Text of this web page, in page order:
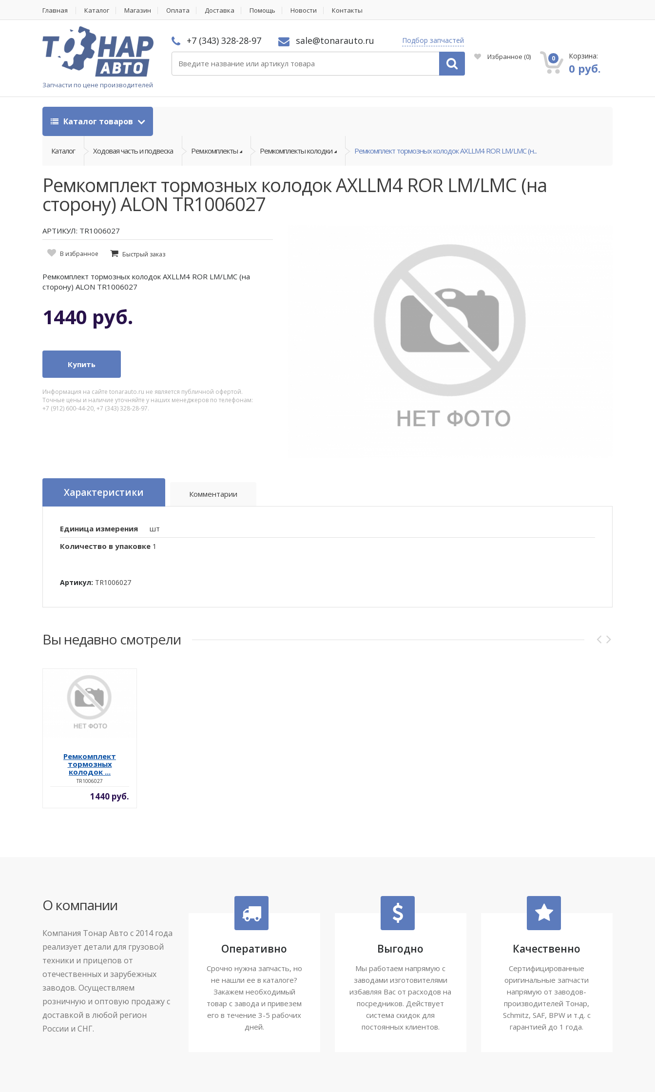
Главная Каталог Магазин Оплата Доставка Помощь Новости Контакты
Запчасти по цене производителей
+7 (343) 328-28-97 sale@tonarauto.ru Подбор запчастей
Избранное (0) 0 Корзина:
0 руб.
Каталог товаров
Каталог Ходовая часть и подвеска Рем.комплекты Ремкомплекты колодки Ремкомплект тормозных колодок AXLLM4 ROR LM/LMC (н...
Ремкомплект тормозных колодок AXLLM4 ROR LM/LMC (на
сторону) ALON TR1006027
АРТИКУЛ: TR1006027
В избранное Быстрый заказ
Ремкомплект тормозных колодок AXLLM4 ROR LM/LMC (на
сторону) ALON TR1006027
1440 руб.
Купить
Информация на сайте tonarauto.ru не является публичной офертой.
Точные цены и наличие уточняйте у наших менеджеров по телефонам:
+7 (912) 600-44-20, +7 (343) 328-28-97.
Характеристики Комментарии
Единица измерения
шт
Количество в упаковке 1
Артикул: TR1006027
Вы недавно смотрели
Ремкомплект
тормозных
колодок ...
TR1006027
1440 руб.
О компании
Компания Тонар Авто с 2014 года
реализует детали для грузовой
техники и прицепов от
отечественных и зарубежных
заводов. Осуществляем
розничную и оптовую продажу с
доставкой в любой регион
России и СНГ.
Оперативно
Срочно нужна запчасть, но
не нашли ее в каталоге?
Закажем необходимый
товар с завода и привезем
его в течение 3-5 рабочих
дней.
Выгодно
Мы работаем напрямую с
заводами изготовителями
избавляя Вас от расходов на
посредников. Действует
система скидок для
постоянных клиентов.
Качественно
Сертифицированные
оригинальные запчасти
напрямую от заводов-
производителей Тонар,
Schmitz, SAF, BPW и т.д. с
гарантией до 1 года.